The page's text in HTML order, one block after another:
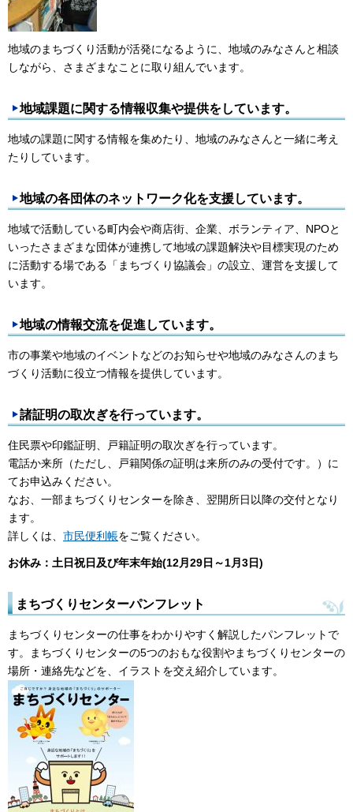
地域のまちづくり活動が活発になるように、地域のみなさんと相談
しながら、さまざまなことに取り組んでいます。
地域課題に関する情報収集や提供をしています。
地域の課題に関する情報を集めたり、地域のみなさんと一緒に考え
たりしています。
地域の各団体のネットワーク化を支援しています。
地域で活動している町内会や商店街、企業、ボランティア、NPOと
いったさまざまな団体が連携して地域の課題解決や目標実現のため
に活動する場である「まちづくり協議会」の設立、運営を支援して
います。
地域の情報交流を促進しています。
市の事業や地域のイベントなどのお知らせや地域のみなさんのまち
づくり活動に役立つ情報を提供しています。
諸証明の取次ぎを行っています。
住民票や印鑑証明、戸籍証明の取次ぎを行っています。
電話か来所（ただし、戸籍関係の証明は来所のみの受付です。）に
てお申込みください。
なお、一部まちづくりセンターを除き、翌開所日以降の交付となり
ます。
詳しくは、 市民便利帳をご覧ください。
お休み：土日祝日及び年末年始(12月29日～1月3日)
まちづくりセンターパンフレット
まちづくりセンターの仕事をわかりやすく解説したパンフレットで
す。まちづくりセンターの5つのおもな役割やまちづくりセンターの
場所・連絡先などを、イラストを交え紹介しています。